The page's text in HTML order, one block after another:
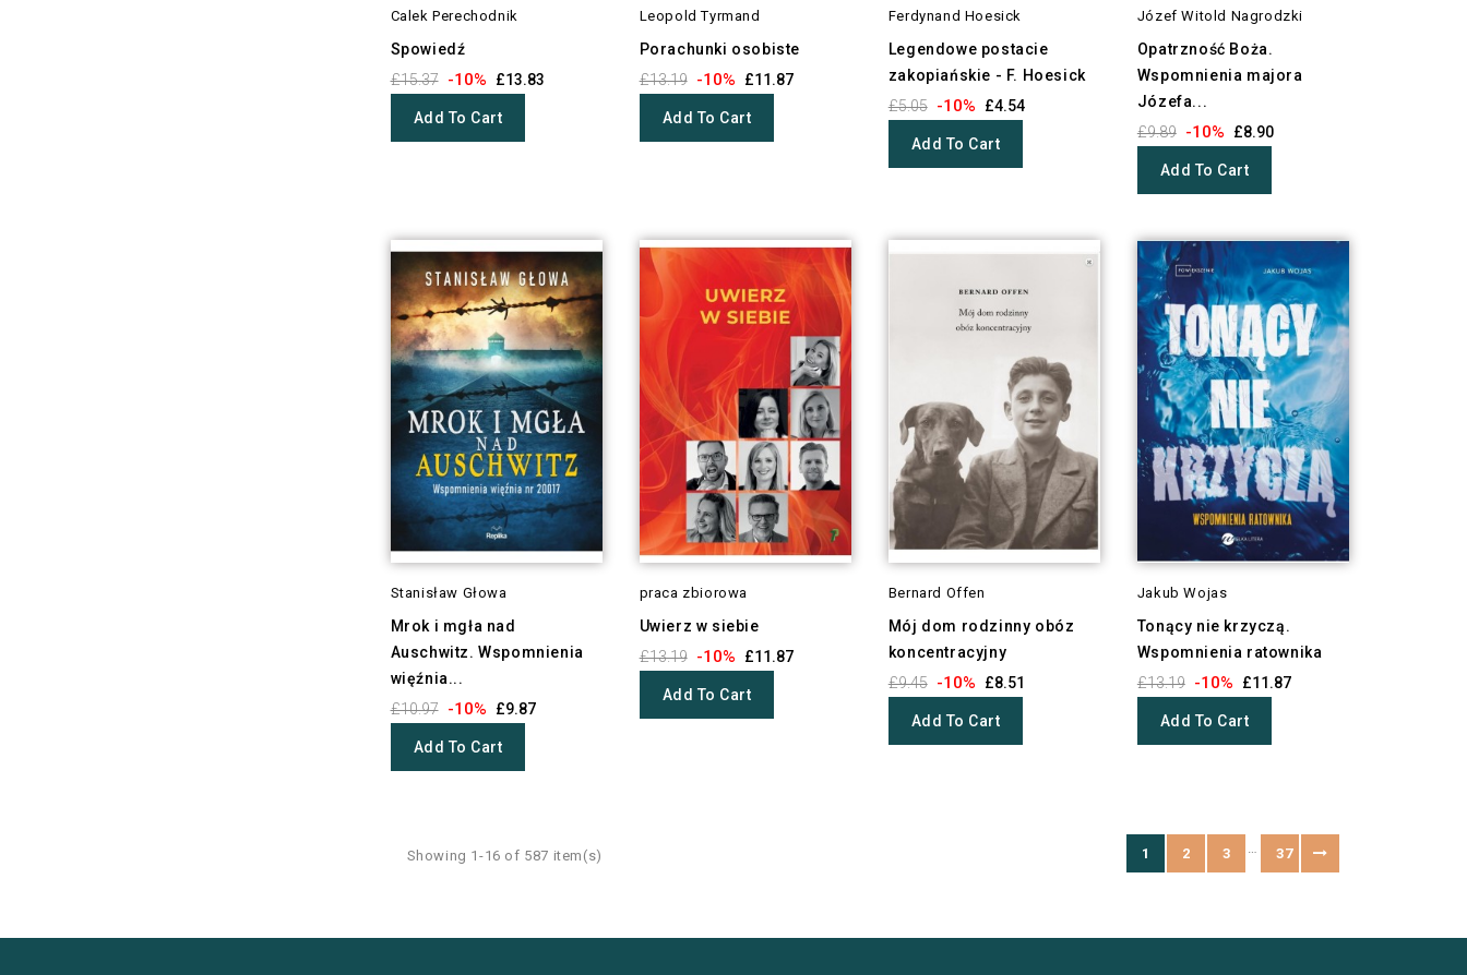
Calek Perechodnik
Spowiedź
£15.37 -10% £13.83
Add To Cart
Leopold Tyrmand
Porachunki osobiste
£13.19 -10% £11.87
Add To Cart
Ferdynand Hoesick
Legendowe postacie
zakopiańskie - F. Hoesick
£5.05 -10% £4.54
Add To Cart
Józef Witold Nagrodzki
Opatrzność Boża.
Wspomnienia majora
Józefa...
£9.89 -10% £8.90
Add To Cart
Stanisław Głowa
Mrok i mgła nad
Auschwitz. Wspomnienia
więźnia...
£10.97 -10% £9.87
Add To Cart
praca zbiorowa
Uwierz w siebie
£13.19 -10% £11.87
Add To Cart
Bernard Offen
Mój dom rodzinny obóz
koncentracyjny
£9.45 -10% £8.51
Add To Cart
Jakub Wojas
Tonący nie krzyczą.
Wspomnienia ratownika
£13.19 -10% £11.87
Add To Cart
Showing 1-16 of 587 item(s) 1 2 3 … 37